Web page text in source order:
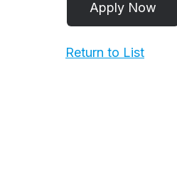
Return to List